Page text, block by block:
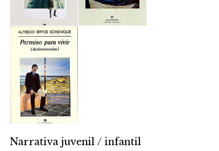
Narrativa juvenil / infantil